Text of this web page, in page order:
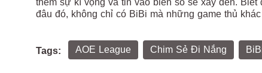
thêm sự kì vọng và tin vào biến số sẽ xảy đến.
đâu đó, không chỉ có BiBi mà những game thủ
Tags: AOE League Chim Sẻ Đi Nắng